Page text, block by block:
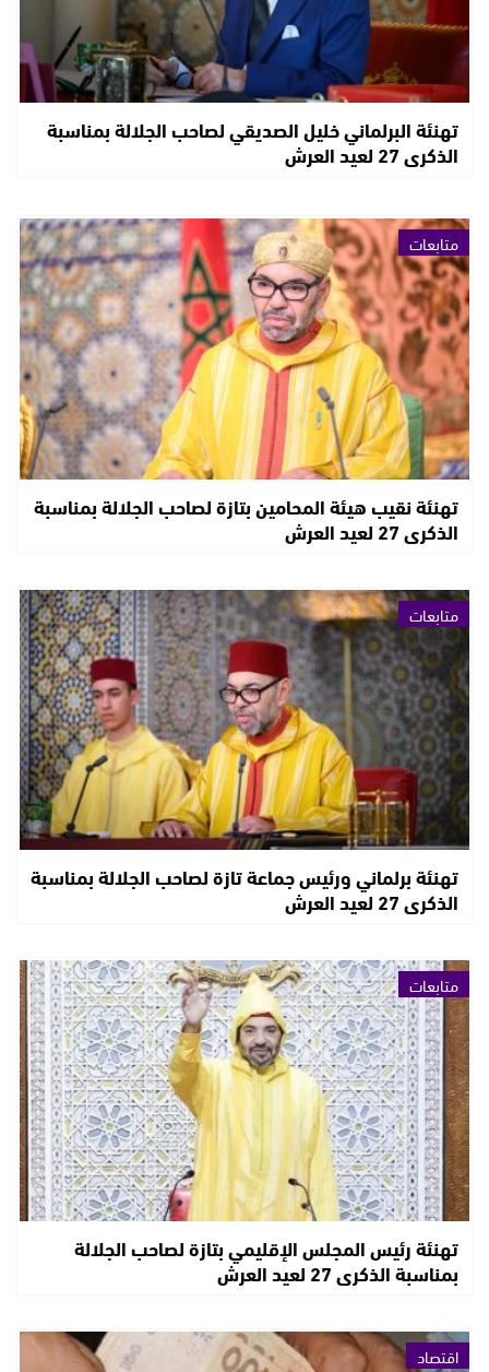
تهنئة البرلماني خليل الصديقي لصاحب الجلالة بمناسبة
الذكرى 27 لعيد العرش
متابعات
تهنئة نقيب هيئة المحامين بتازة لصاحب الجلالة بمناسبة
الذكرى 27 لعيد العرش
متابعات
تهنئة برلماني ورئيس جماعة تازة لصاحب الجلالة بمناسبة
الذكرى 27 لعيد العرش
متابعات
تهنئة رئيس المجلس الإقليمي بتازة لصاحب الجلالة
بمناسبة الذكرى 27 لعيد العرش
اقتصاد